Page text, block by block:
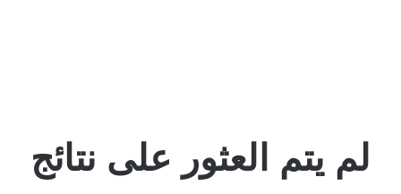
لم يتم العثور على نتائج